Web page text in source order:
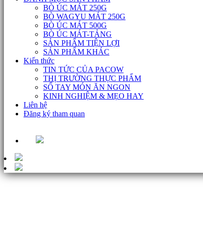
BÒ ÚC MÁT 250G
BÒ WAGYU MÁT 250G
BÒ ÚC MÁT 500G
BÒ ÚC MÁT-TẢNG
SẢN PHẨM TIỆN LỢI
SẢN PHẨM KHÁC
Kiến thức
TIN TỨC CỦA PACOW
THỊ TRƯỜNG THỰC PHẨM
SỔ TAY MÓN ĂN NGON
KINH NGHIỆM & MẸO HAY
Liên hệ
Đăng ký tham quan